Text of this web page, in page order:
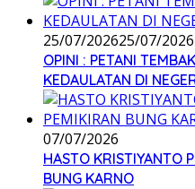
25/07/202625/07/2026
OPINI : PETANI
KEDAULATAN DI
07/07/2026
HASTO KRISTIYANTO
BUNG KARNO